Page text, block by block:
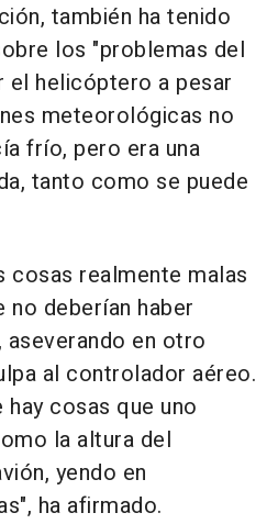
también ha tenido
los "problemas del
el helicóptero a pesar
meteorológicas no
frío, pero era una
tanto como se puede
cosas realmente malas
no deberían haber
aseverando en otro
al controlador aéreo.
cosas que uno
la altura del
yendo en
ha afirmado.